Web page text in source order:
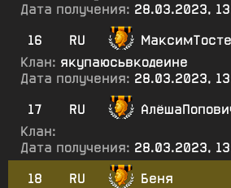
Дата получения: 28.03.2023,
16
RU
Клан: якупаюсьвкодеине
Дата получения: 28.03.2023,
17
RU
Клан:
Дата получения: 28.03.2023,
18
RU
Беня